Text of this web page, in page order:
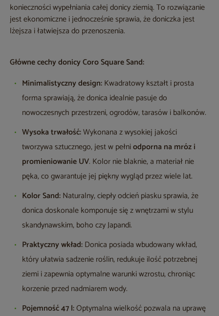
konieczności wypełniania całej donicy ziemią. To rozwiązanie
jest ekonomiczne i jednocześnie sprawia, że doniczka jest
lżejsza i łatwiejsza do przenoszenia.
Główne cechy donicy Coro Square Sand:
Minimalistyczny design:Kwadratowy kształt i prosta
forma sprawiają, że donica idealnie pasuje do
nowoczesnych przestrzeni, ogrodów, tarasów i balkonów.
Wysoka trwałość:Wykonana z wysokiej jakości
tworzywa sztucznego, jest w pełniodporna na mróz i
promieniowanie UV. Kolor nie blaknie, a materiał nie
pęka, co gwarantuje jej piękny wygląd przez wiele lat.
Kolor Sand:Naturalny, ciepły odcień piasku sprawia, że
donica doskonale komponuje się z wnętrzami w stylu
skandynawskim, boho czy Japandi.
Praktyczny wkład:Donica posiada wbudowany wkład,
który ułatwia sadzenie roślin, redukuje ilość potrzebnej
ziemi i zapewnia optymalne warunki wzrostu, chroniąc
korzenie przed nadmiarem wody.
Pojemność 47 l:Optymalna wielkość pozwala na uprawę